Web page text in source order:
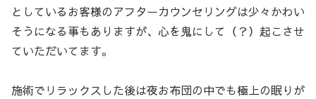
としているお客様のアフターカウンセリングは少々かわい
そうになる事もありますが、心を鬼にして（？）起こさせ
ていただいてます。
施術でリラックスした後は夜お布団の中でも極上の眠りが